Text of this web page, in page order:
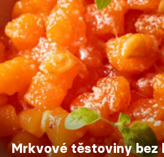
Mrkvové těstoviny bez